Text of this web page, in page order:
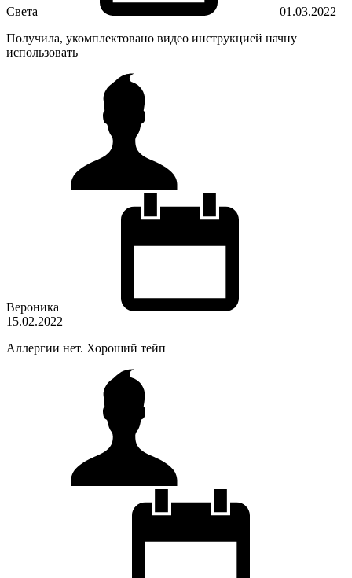
Света
01.03.2022
Получила, укомплектовано видео инструкцией начну
использовать
Вероника
15.02.2022
Аллергии нет. Хороший тейп